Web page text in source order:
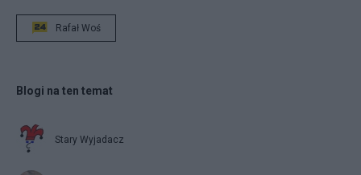
Rafał Woś
Blogi na ten temat
Stary Wyjadacz